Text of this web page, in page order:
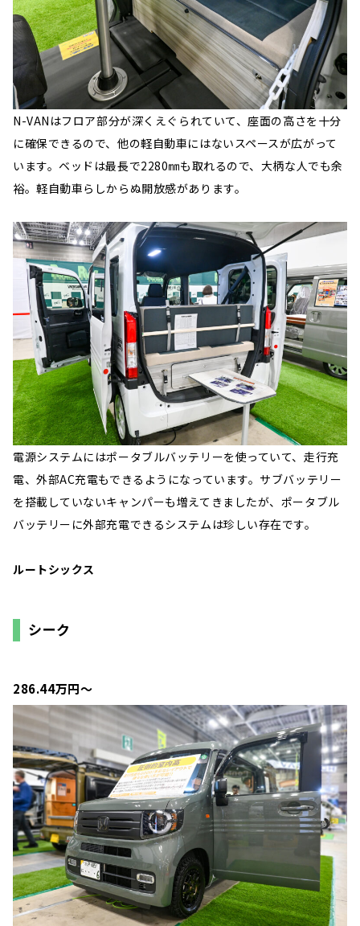
N-VANはフロア部分が深くえぐられていて、座面の高さを十分
に確保できるので、他の軽自動車にはないスペースが広がって
います。ベッドは最長で2280㎜も取れるので、大柄な人でも余
裕。軽自動車らしからぬ開放感があります。
電源システムにはポータブルバッテリーを使っていて、走行充
電、外部AC充電もできるようになっています。サブバッテリー
を搭載していないキャンパーも増えてきましたが、ポータブル
バッテリーに外部充電できるシステムは珍しい存在です。
ルートシックス
シーク
286.44万円〜